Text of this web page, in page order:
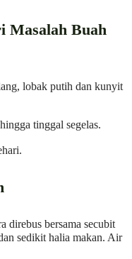
Masalah Buah
lobak putih dan kunyit
tinggal segelas.
direbus bersama secubit
sedikit halia makan. Air